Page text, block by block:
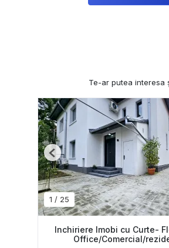
Te-ar putea interesa
1 / 25
Previous
Inchiriere Imobi cu Curte-
Office/Comercial/